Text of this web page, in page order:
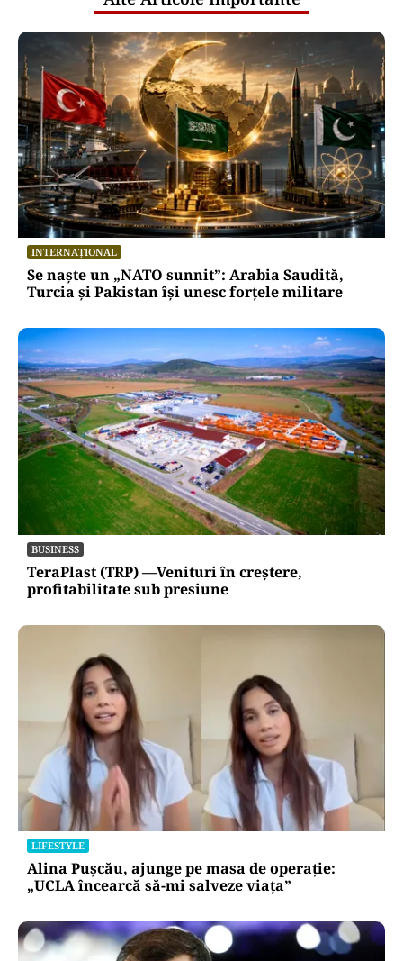
INTERNAȚIONAL
Se naște un „NATO sunnit”: Arabia Saudită,
Turcia și Pakistan își unesc forțele militare
BUSINESS
TeraPlast (TRP) —Venituri în creștere,
profitabilitate sub presiune
LIFESTYLE
Alina Pușcău, ajunge pe masa de operație:
„UCLA încearcă să-mi salveze viața”